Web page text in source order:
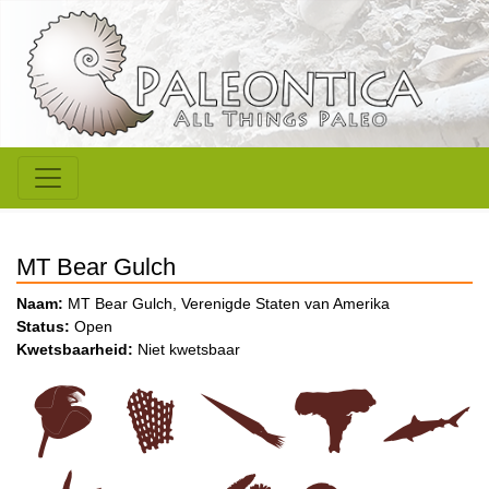
MT Bear Gulch
Naam: MT Bear Gulch, Verenigde Staten van Amerika
Status: Open
Kwetsbaarheid: Niet kwetsbaar